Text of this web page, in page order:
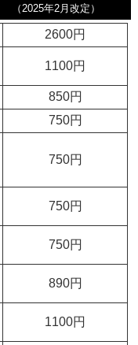
（2025年2月改定）
2600円
1100円
850円
750円
750円
750円
750円
890円
1100円